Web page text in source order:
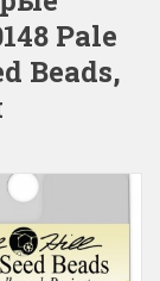
13648USA
Bear and
Pale
Beads,